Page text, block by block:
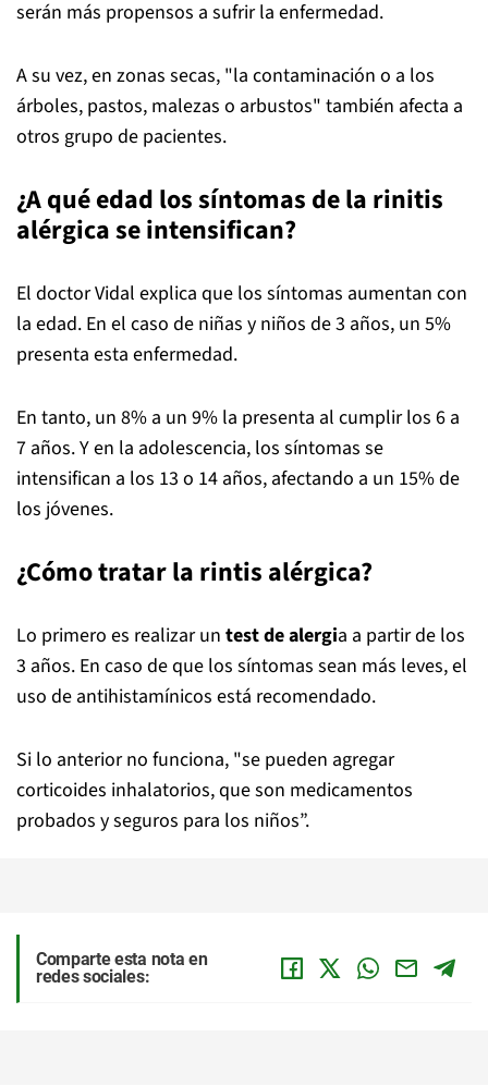
serán más propensos a sufrir la enfermedad.
A su vez, en zonas secas, "la contaminación o a los
árboles, pastos, malezas o arbustos" también afecta a
otros grupo de pacientes.
¿A qué edad los síntomas de la rinitis
alérgica se intensifican?
El doctor Vidal explica que los síntomas aumentan con
la edad. En el caso de niñas y niños de 3 años, un 5%
presenta esta enfermedad.
En tanto, un 8% a un 9% la presenta al cumplir los 6 a
7 años. Y en la adolescencia, los síntomas se
intensifican a los 13 o 14 años, afectando a un 15% de
los jóvenes.
¿Cómo tratar la rintis alérgica?
Lo primero es realizar un test de alergia a partir de los
3 años. En caso de que los síntomas sean más leves, el
uso de antihistamínicos está recomendado.
Si lo anterior no funciona, "se pueden agregar
corticoides inhalatorios, que son medicamentos
probados y seguros para los niños”.
Comparte esta nota en
redes sociales: